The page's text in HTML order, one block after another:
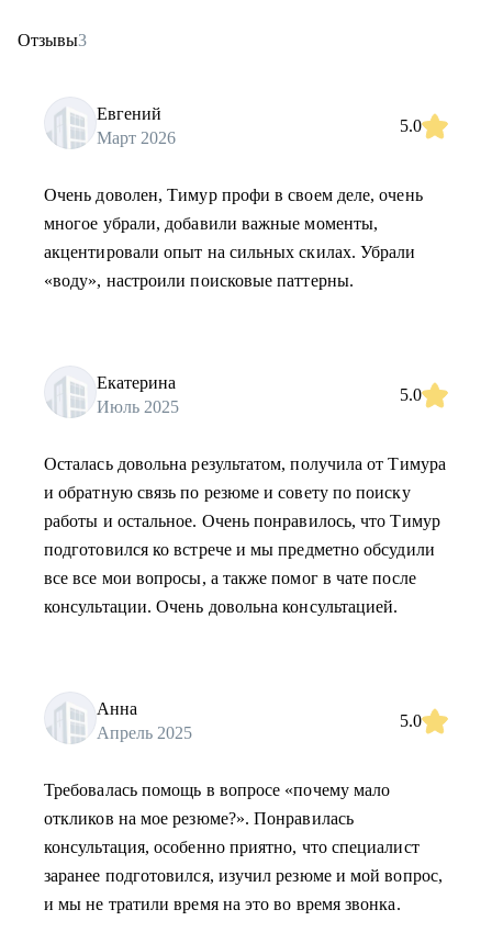
Отзывы3
Евгений
Март 2026
5.0
Очень доволен, Тимур профи в своем деле, очень
многое убрали, добавили важные моменты,
акцентировали опыт на сильных скилах. Убрали
«воду», настроили поисковые паттерны.
Екатерина
Июль 2025
5.0
Осталась довольна результатом, получила от Тимура
и обратную связь по резюме и совету по поиску
работы и остальное. Очень понравилось, что Тимур
подготовился ко встрече и мы предметно обсудили
все все мои вопросы, а также помог в чате после
консультации. Очень довольна консультацией.
Анна
Апрель 2025
5.0
Требовалась помощь в вопросе «почему мало
откликов на мое резюме?». Понравилась
консультация, особенно приятно, что специалист
заранее подготовился, изучил резюме и мой вопрос,
и мы не тратили время на это во время звонка.